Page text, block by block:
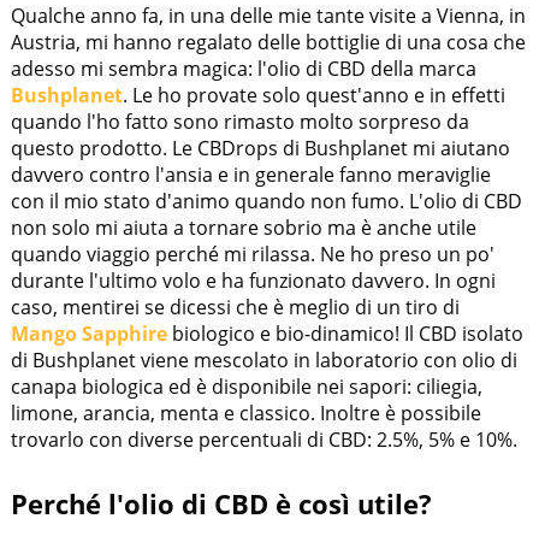
Qualche anno fa, in una delle mie tante visite a Vienna, in
Austria, mi hanno regalato delle bottiglie di una cosa che
adesso mi sembra magica: l'olio di CBD della marca
Bushplanet. Le ho provate solo quest'anno e in effetti
quando l'ho fatto sono rimasto molto sorpreso da
questo prodotto. Le CBDrops di Bushplanet mi aiutano
davvero contro l'ansia e in generale fanno meraviglie
con il mio stato d'animo quando non fumo. L'olio di CBD
non solo mi aiuta a tornare sobrio ma è anche utile
quando viaggio perché mi rilassa. Ne ho preso un po'
durante l'ultimo volo e ha funzionato davvero. In ogni
caso, mentirei se dicessi che è meglio di un tiro di
Mango Sapphirebiologico e bio-dinamico! Il CBD isolato
di Bushplanet viene mescolato in laboratorio con olio di
canapa biologica ed è disponibile nei sapori: ciliegia,
limone, arancia, menta e classico. Inoltre è possibile
trovarlo con diverse percentuali di CBD: 2.5%, 5% e 10%.
Perché l'olio di CBD è così utile?